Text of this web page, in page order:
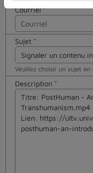
Courriel*
Sujet *
Veuillez choisir un sujet
Description *